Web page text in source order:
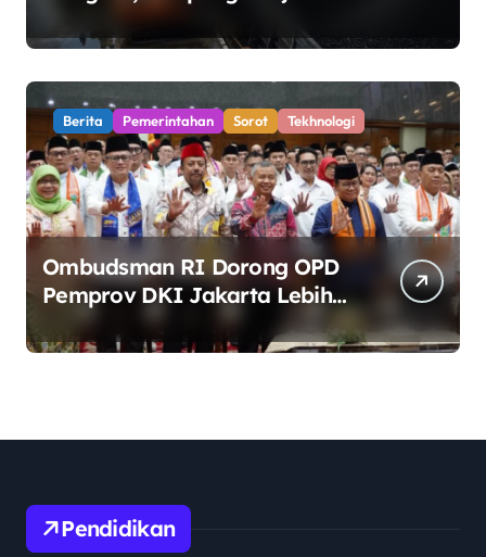
Harga Minyak dan Pasokan
Ketat di China
Berita Pemerintahan Sorot Tekhnologi
Ombudsman RI Dorong OPD
Pemprov DKI Jakarta Lebih
Responsif Hadapi Keluhan
Publik di Era Digital
Pendidikan